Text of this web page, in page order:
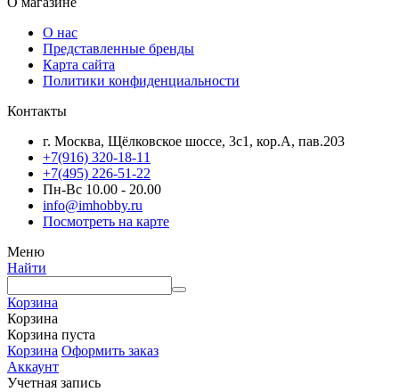
О нас
Представленные бренды
Карта сайта
Политики конфиденциальности
Контакты
г. Москва, Щёлковское шоссе, 3с1, кор.А, пав.203
+7(916) 320-18-11
+7(495) 226-51-22
Пн-Вс 10.00 - 20.00
info@imhobby.ru
Посмотреть на карте
Меню
Найти
Корзина
Корзина
Корзина пуста
Корзина Оформить заказ
Аккаунт
Учетная запись